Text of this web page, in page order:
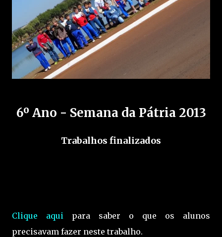
6º Ano - Semana da Pátria 2013
Trabalhos finalizados
Clique aqui para saber o que os alunos
precisavam fazer neste trabalho.